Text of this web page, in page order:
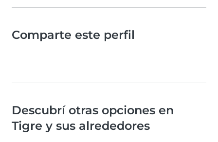
Comparte este perfil
Descubrí otras opciones en
Tigre y sus alrededores